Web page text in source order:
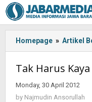
Skip
to
content
Homepage » Artikel
Tak Harus
Monday, 30 April 2012
by Najmudin Ansorullah